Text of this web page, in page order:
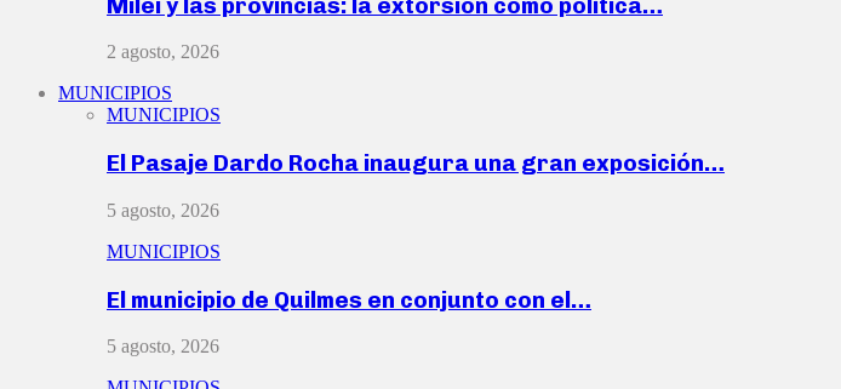
2 agosto, 2026
MUNICIPIOS
MUNICIPIOS
El Pasaje Dardo Rocha inaugura una gran exposición…
5 agosto, 2026
MUNICIPIOS
El municipio de Quilmes en conjunto con el…
5 agosto, 2026